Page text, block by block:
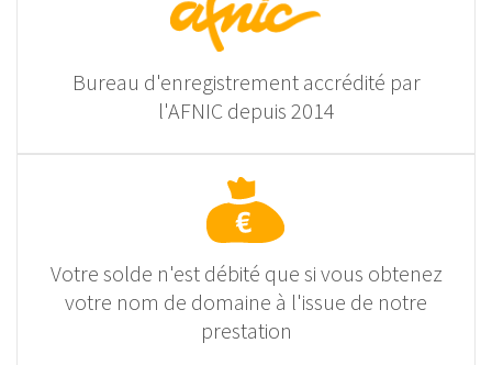
Bureau d'enregistrement accrédité par
l'AFNIC depuis 2014
Votre solde n'est débité que si vous obtenez
votre nom de domaine à l'issue de notre
prestation